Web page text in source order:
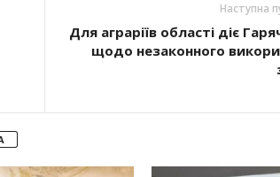
Наступна
Для аграріїв області діє
щодо незаконного